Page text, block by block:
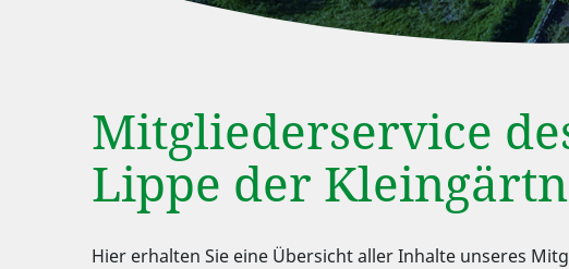
Mitgliederservice
Lippe der
Hier erhalten Sie eine Übersicht aller Inhalte unseres